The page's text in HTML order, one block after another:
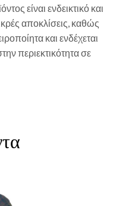
είναι ενδεικτικό και
αποκλίσεις, καθώς
και ενδέχεται
περιεκτικότητα σε